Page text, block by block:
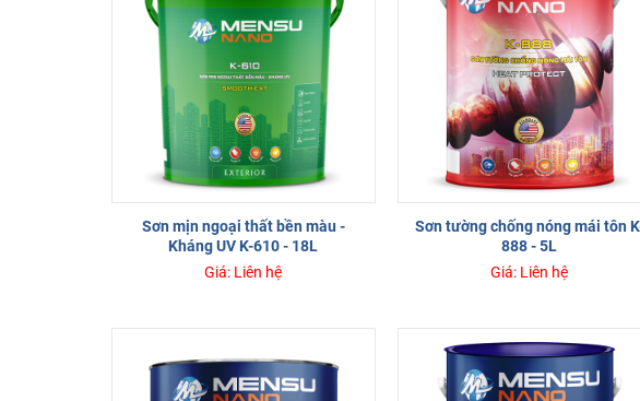
Sơn mịn ngoại thất bền màu -
Kháng UV K-610 - 18L
Giá: Liên hệ
Sơn tường chống nóng mái tôn
888 - 5L
Giá: Liên hệ